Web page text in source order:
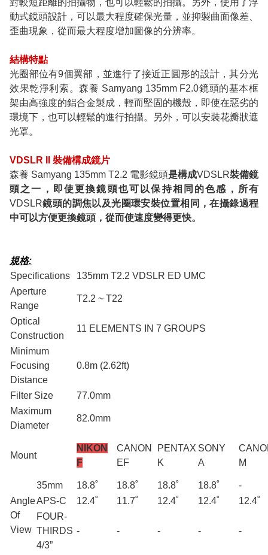
對較短距離的拍攝物，也可以輕鬆的拍攝。另外，使用了浮
動式鏡頭設計，可以最大程度確保光量，並抑製曲面像差、
歪曲現象，從而最大程度增加圖像的分辨率。
結構特點
光圈部位有9個翼部，並進行了接近正圓形的設計，其分光
效果乾淨利索。森養 Samyang 135mm F2.0鏡頭的基本框
架由高強度的鋁合金製成，輕而堅固的機殼，即使在惡劣的
環境下，也可以輕鬆的進行拍攝。另外，可以安裝花瓣狀遮
光罩。
VDSLR II 裝備構成鏡片
森養 Samyang 135mm T2.2 電影鏡頭是構成VDSLR裝備鏡
頭之一，即使更換鏡頭也可以保持相同的色感，所有
VDSLR鏡頭的調焦以及光圈環安裝位置相同，在攝錄過程
中可以方便更換鏡頭，從而使速度變得更快。
規格:
Specifications
135mm T2.2 VDSLR ED UMC
Aperture
Range
T2.2 ~ T22
Optical
Construction
11 ELEMENTS IN 7 GROUPS
Minimum
Focusing
Distance
0.8m (2.62ft)
Filter Size
77.0mm
Maximum
Diameter
82.0mm
Mount
NIKON
F
CANON
EF
PENTAX
K
SONY
A
M
Angle
Of
View
35mm 18.8˚ 18.8˚ 18.8˚ 18.8˚
-
APS-C
12.4˚ 11.7˚ 12.4˚ 12.4˚
12.4˚
FOUR-
THIRDS
4/3”
- - - - -